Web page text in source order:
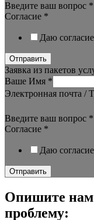
Введите ваш вопрос *
Согласие *
Даю
Отправить
Заявка из пакетов
Ваше Имя *
Электронная почта /
Введите ваш вопрос *
Согласие *
Даю
Отправить
Опишите
проблему: